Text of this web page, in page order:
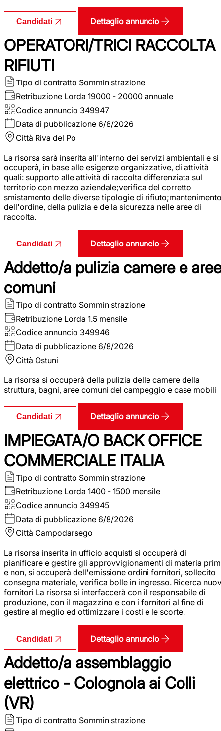
Candidati Dettaglio annuncio
OPERATORI/TRICI RACCOLTA
RIFIUTI
Tipo di contratto Somministrazione
Retribuzione Lorda 19000 - 20000 annuale
Codice annuncio 349947
Data di pubblicazione 6/8/2026
Città Riva del Po
La risorsa sarà inserita all'interno dei servizi ambientali e si
occuperà, in base alle esigenze organizzative, di attività
quali: supporto alle attività di raccolta differenziata sul
territorio con mezzo aziendale;verifica del corretto
smistamento delle diverse tipologie di rifiuto;mantenimento
dell'ordine, della pulizia e della sicurezza nelle aree di
raccolta.
Candidati Dettaglio annuncio
Addetto/a pulizia camere e aree
comuni
Tipo di contratto Somministrazione
Retribuzione Lorda 1.5 mensile
Codice annuncio 349946
Data di pubblicazione 6/8/2026
Città Ostuni
La risorsa si occuperà della pulizia delle camere della
struttura, bagni, aree comuni del campeggio e case mobili
Candidati Dettaglio annuncio
IMPIEGATA/O BACK OFFICE
COMMERCIALE ITALIA
Tipo di contratto Somministrazione
Retribuzione Lorda 1400 - 1500 mensile
Codice annuncio 349945
Data di pubblicazione 6/8/2026
Città Campodarsego
La risorsa inserita in ufficio acquisti si occuperà di
pianificare e gestire gli approvvigionamenti di materia
e non, si occuperà dell'emissione ordini fornitori, sollecito
consegna materiale, verifica bolle in ingresso. Ricerca
fornitori La risorsa si interfaccerà con il responsabile di
produzione, con il magazzino e con i fornitori al fine di
gestire al meglio ed ottimizzare i costi e le scorte.
Candidati Dettaglio annuncio
Addetto/a assemblaggio
elettrico - Colognola ai Colli
(VR)
Tipo di contratto Somministrazione